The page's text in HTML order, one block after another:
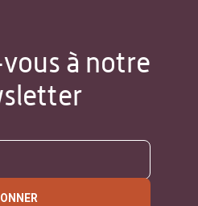
à notre